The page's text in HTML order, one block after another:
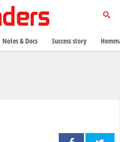
Notes & Docs Success story